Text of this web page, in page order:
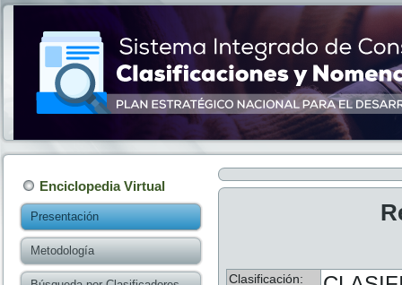
Enciclopedia Virtual
Presentación
Metodología
Clasificación: